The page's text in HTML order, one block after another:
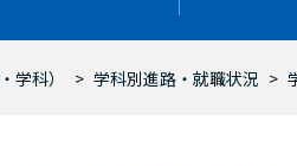
学科） 学科別進路・就職状況